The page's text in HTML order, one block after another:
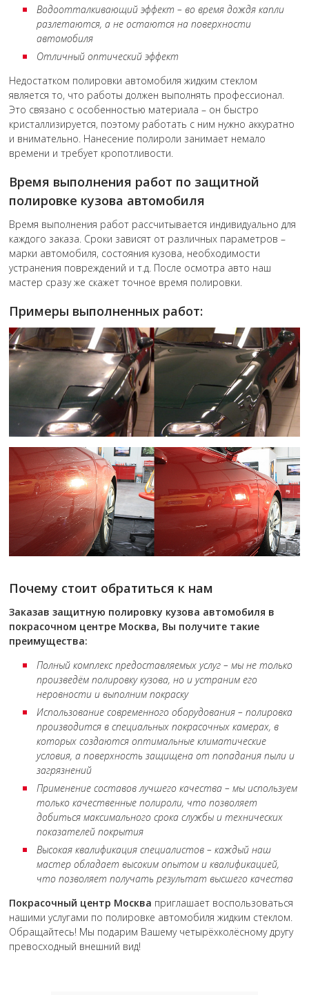
Водоотталкивающий эффект – во время дождя капли
разлетаются, а не остаются на поверхности
автомобиля
Отличный оптический эффект
Недостатком полировки автомобиля жидким стеклом
является то, что работы должен выполнять профессионал.
Это связано с особенностью материала – он быстро
кристаллизируется, поэтому работать с ним нужно аккуратно
и внимательно. Нанесение полироли занимает немало
времени и требует кропотливости.
Время выполнения работ по защитной
полировке кузова автомобиля
Время выполнения работ рассчитывается индивидуально для
каждого заказа. Сроки зависят от различных параметров –
марки автомобиля, состояния кузова, необходимости
устранения повреждений и т.д. После осмотра авто наш
мастер сразу же скажет точное время полировки.
Примеры выполненных работ:
Почему стоит обратиться к нам
Заказав защитную полировку кузова автомобиля в
покрасочном центре Москва, Вы получите такие
преимущества:
Полный комплекс предоставляемых услуг – мы не только
произведём полировку кузова, но и устраним его
неровности и выполним покраску
Использование современного оборудования – полировка
производится в специальных покрасочных камерах, в
которых создаются оптимальные климатические
условия, а поверхность защищена от попадания пыли и
загрязнений
Применение составов лучшего качества – мы используем
только качественные полироли, что позволяет
добиться максимального срока службы и технических
показателей покрытия
Высокая квалификация специалистов – каждый наш
мастер обладает высоким опытом и квалификацией,
что позволяет получать результат высшего качества
Покрасочный центр Москва приглашает воспользоваться
нашими услугами по полировке автомобиля жидким стеклом.
Обращайтесь! Мы подарим Вашему четырёхколёсному другу
превосходный внешний вид!